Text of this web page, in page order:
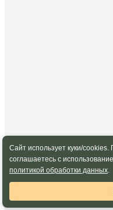
Сайт использует куки/
соглашаетесь с
политикой обработки данных.